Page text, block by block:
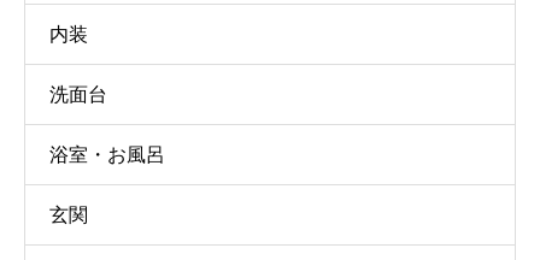
内装
洗面台
浴室・お風呂
玄関